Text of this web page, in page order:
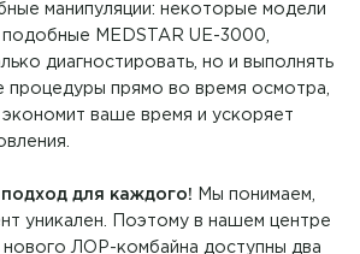
манипуляции: некоторые модели
MEDSTAR UE-3000,
диагностировать, но и выполнять
процедуры прямо во время осмотра,
экономит ваше время и ускоряет
для каждого!
Мы понимаем,
уникален. Поэтому в нашем центре
нового ЛОР-комбайна доступны два